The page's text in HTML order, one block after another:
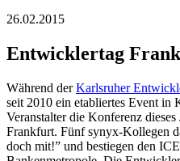
26.02.2015
Entwicklertag
Während derKarlsruher
seit 2010 ein etabliertes Event in
Veranstalter die Konferenz
Frankfurt. Fünf synyx-Kollegen
doch mit!” und bestiegen den